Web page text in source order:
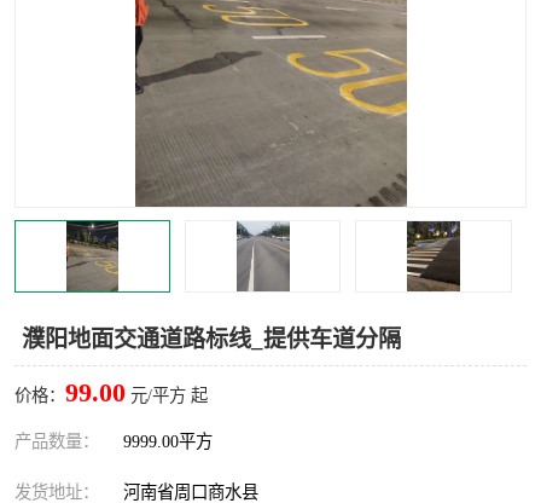
濮阳地面交通道路标线_提供车道分隔
价格： 99.00 元/平方 起
产品数量： 9999.00平方
发货地址： 河南省周口商水县